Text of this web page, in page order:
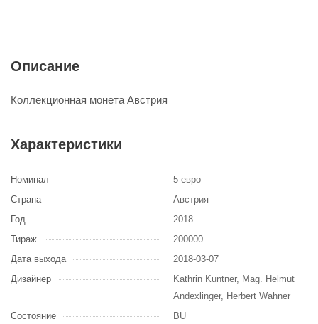
Описание
Коллекционная монета Австрия
Характеристики
Номинал
5 евро
Страна
Австрия
Год
2018
Тираж
200000
Дата выхода
2018-03-07
Дизайнер
Kathrin Kuntner, Mag. Helmut
Andexlinger, Herbert Wahner
Состояние
BU